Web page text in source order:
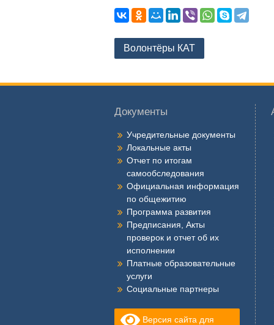
Навигация
записям
Волонтёры КАТ
Документы
Учредительные документы
Локальные акты
Отчет по итогам
самообследования
Официальная информация
по общежитию
Программа развития
Предписания, Акты
проверок и отчет об их
исполнении
Платные образовательные
услуги
Социальные партнеры
Версия сайта для